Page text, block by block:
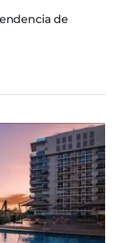
de